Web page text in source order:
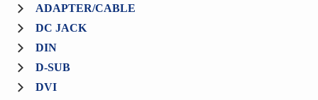
ADAPTER/CABLE
DC JACK
DIN
D-SUB
DVI